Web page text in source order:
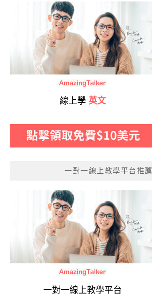
線上學 英文
一對一線上教學平台推薦
一對一線上教學平台